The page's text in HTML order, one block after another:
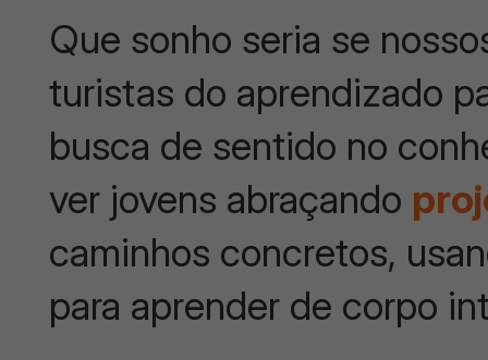
Que sonho seria se
turistas do aprendizado
busca de sentido no
ver jovens abraçando
caminhos concretos,
para aprender de corpo